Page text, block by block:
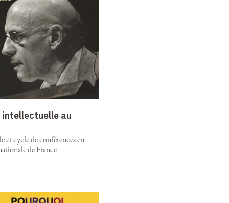
intellectuelle au
et cycle de conférences en
de France